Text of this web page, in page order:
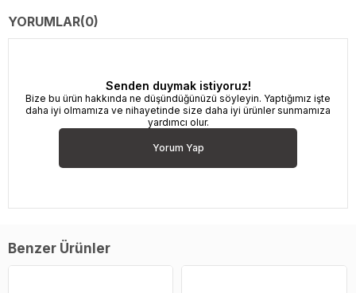
YORUMLAR(0)
Senden duymak istiyoruz!
Bize bu ürün hakkında ne düşündüğünüzü söyleyin. Yaptığımız işte
daha iyi olmamıza ve nihayetinde size daha iyi ürünler sunmamıza
yardımcı olur.
Yorum Yap
Benzer Ürünler